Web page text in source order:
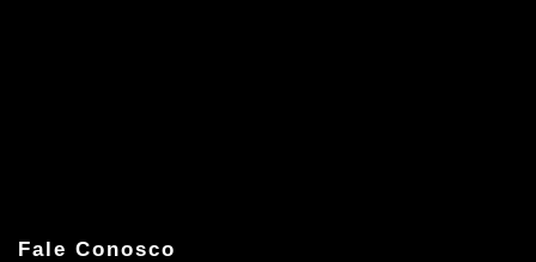
Fale Conosco